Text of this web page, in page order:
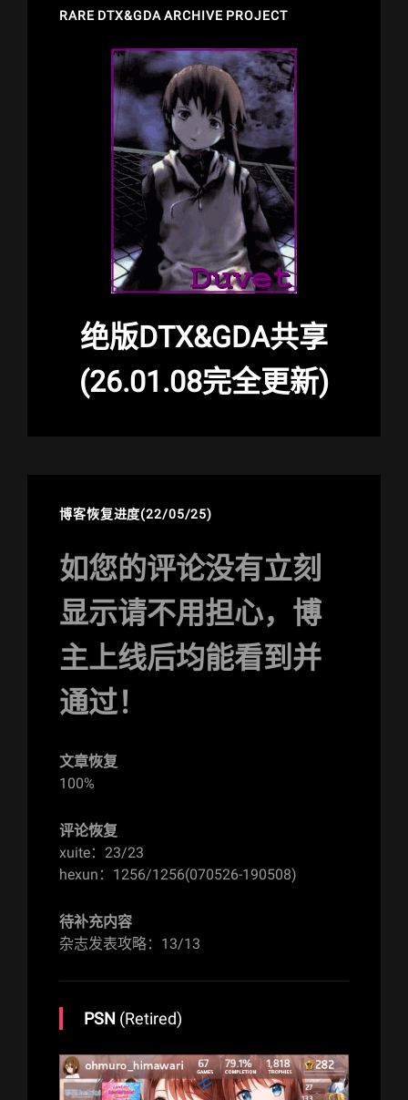
RARE DTX&GDA ARCHIVE PROJECT
绝版DTX&GDA共享
(26.01.08完全更新)
博客恢复进度(22/05/25)
如您的评论没有立刻
显示请不用担心，博
主上线后均能看到并
通过！
文章恢复
100%
评论恢复
xuite：23/23
hexun：1256/1256(070526-190508)
待补充内容
杂志发表攻略：13/13
PSN (Retired)